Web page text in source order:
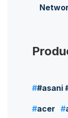
#asani
acer